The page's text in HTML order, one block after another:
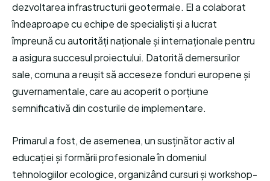
dezvoltarea infrastructurii geotermale. El a colaborat
îndeaproape cu echipe de specialiști și a lucrat
împreună cu autorități naționale și internaționale pentru
a asigura succesul proiectului. Datorită demersurilor
sale, comuna a reușit să acceseze fonduri europene și
guvernamentale, care au acoperit o porțiune
semnificativă din costurile de implementare.
Primarul a fost, de asemenea, un susținător activ al
educației și formării profesionale în domeniul
tehnologiilor ecologice, organizând cursuri și workshop-